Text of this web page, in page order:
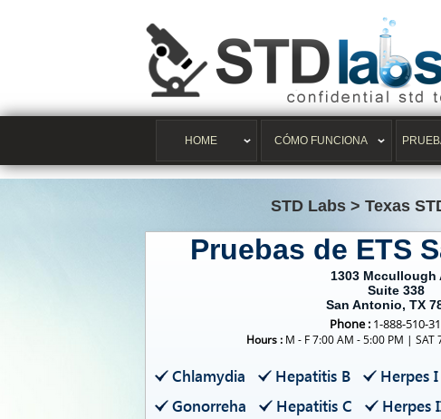
HOME CÓMO FUNCIONA
STD Labs > Texas
Pruebas de ETS
1303 Mccullough
Suite 338
San Antonio, TX
Phone : 1-888-510-
Hours : M - F 7:00 AM - 5:00 PM | SAT
Chlamydia Hepatitis B Herpes I
Gonorreha
Hepatitis C Herpes